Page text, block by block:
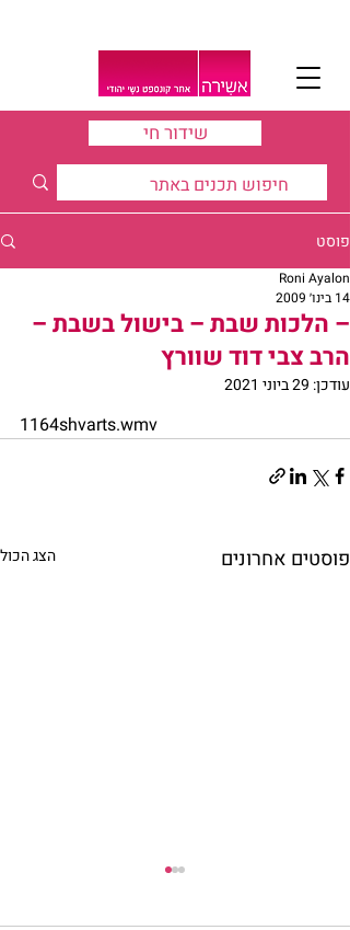
שידור חי
פוסט
– הלכות שבת – בישול בשבת –
הרב צבי דוד שוורץ
Roni Ayalon
14 בינו׳ 2009
עודכן: 29 ביוני 2021
1164shvarts.wmv
פוסטים אחרונים הצג הכול